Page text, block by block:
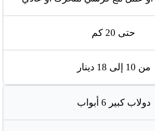
حتى 20 كم
من 10 إلى 18 دينار
دولاب كبير 6 أبواب